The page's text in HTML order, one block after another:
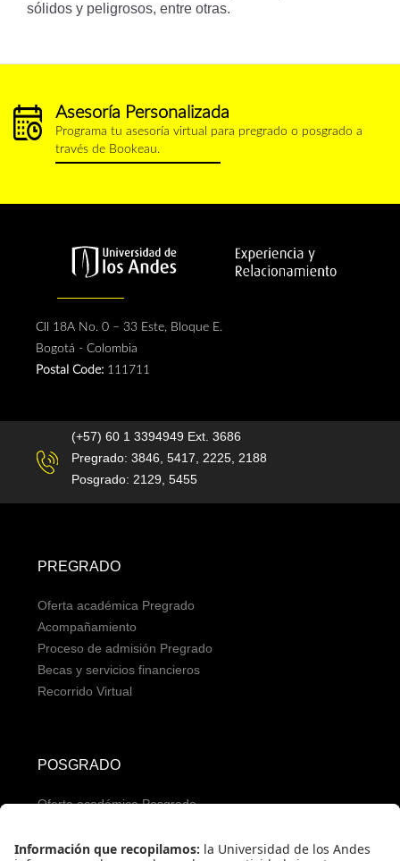
sólidos y peligrosos, entre otras.
calendario.png
Asesoría Personalizada
Programa tu asesoría virtual para pregrado o posgrado a
través de Bookeau.
Cll 18A No. 0 – 33 Este, Bloque E.
Bogotá - Colombia
Postal Code: 111711
(+57) 60 1 3394949 Ext. 3686
Pregrado: 3846, 5417, 2225, 2188
Posgrado: 2129, 5455
PREGRADO
Oferta académica Pregrado
Acompañamiento
Proceso de admisión Pregrado
Becas y servicios financieros
Recorrido Virtual
POSGRADO
Oferta académica Posgrado
Proceso de admisión Posgrado